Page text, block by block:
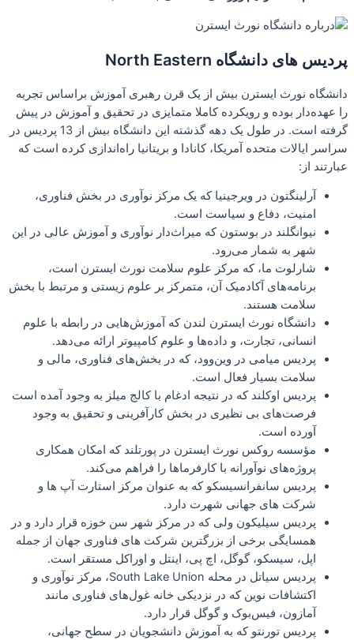
پردیس های دانشگاه North Eastern
دانشگاه نورث ایسترن بیش از یک قرن رهبری آموزش براساس تجربه
را عهده‌دار بوده و رویکرده کاملا متمایزی در تحقیق و آموزش در پیش
گرفته است. در طول یک دهه گذشته این دانشگاه بیش از 13 پردیس در
سراسر ایالات متحده آمریکا، کانادا و بریتانیا راه‌اندازی کرده است که
عبارتند از:
آرلینگتون در ویرجینیا که یک مرکز نوآوری در بخش فناوری،
امنیت، دفاع و سیاست است.
نیوانگلند در بوستون که میراث‌دار نوآوری و آموزش عالی در این
شهر به شمار می‌رود.
شارلوت ما، که مرکز علوم سلامت نورث ایسترن است،
برنامه‌های آکادمیک آن، متمرکز بر علوم زیستی و مرتبط با بخش
سلامت هستند.
دانشگاه نورث ایسترن لندن که آموزش‌هایی در رابطه با علوم
انسانی، تجارت، و داده‌ها و علوم کامپیوتر ارائه می‌‌دهد.
پردیس میامی در وین‌وود، که در بخش‌های فناوری، مالی و
سلامت بسیار فعال است.
پردیس اوکلند که در نتیجه ادغام با کالج میلز به وجود آمده است
فرصت‌های بی نظیری در بخش کارآفرینی و تحقیق به وجود
آورده است.
مؤسسه روکس نورث ایسترن در پورتلند که امکان همکاری
پروژه‌های نوآورانه با کارفرماها را فراهم می‌کند.
پردیس سانفرانسیسکو که به عنوان مرکز استارت آپ ها و
شرکت های جهانی شهرت دارد.
پردیس سیلیکون ولی که در مرکز شهر سن خوزه قرار دارد و در
همسایگی برخی از بزرگترین شرکت های فناوری جهان از جمله
اپل، سیسکو، گوگل، اچ پی، اینتل و اوراکل مستقر است.
پردیس سیاتل در محله South Lake Union، مرکز نوآوری و
اکتشافات نوین که در نزدیکی خانه غول‌های فناوری مانند
آمازون، فیس‌بوک و گوگل قرار دارد.
پردیس تورنتو که به آموزش دانشجویان در سطح جهانی،